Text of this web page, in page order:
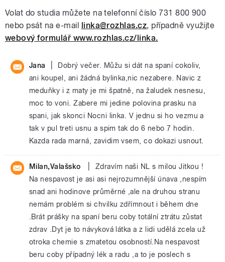
Volat do studia můžete na telefonní číslo 731 800 900
nebo psát na e-mail linka@rozhlas.cz, případně využijte
webový formulář www.rozhlas.cz/linka.
Jana
Dobrý večer. Můžu si dát na spaní cokoliv,
ani koupel, ani žádná bylinka,nic nezabere. Navic z
meduňky i z maty je mi špatně, na žaludek nesnesu,
moc to voni. Zabere mi jedine polovina prasku na
spani, jak skonci Nocni linka. V jednu si ho vezmu a
tak v pul treti usnu a spim tak do 6 nebo 7 hodin.
Kazda rada marná, zavidim vsem, co dokazi usnout.
Milan,Valašsko
Zdravím naši NL s milou Jitkou !
Na nespavost je asi asi nejrozumnější únava ,nespím
snad ani hodinove průměrné ,ale na druhou stranu
nemám problém si chvilku zdřímnout i během dne
.Brát prášky na spaní beru coby totální ztrátu zůstat
zdrav .Dyt je to návyková látka a z lidi udělá zcela už
otroka chemie s zmatetou osobností.Na nespavost
beru coby případný lék a radu ,a to je poslech s